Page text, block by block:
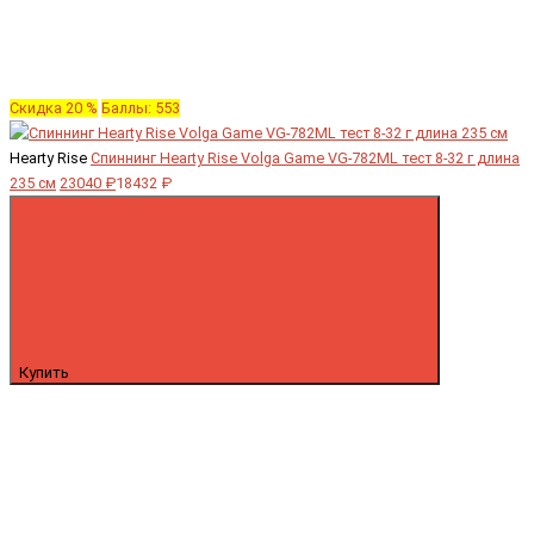
Скидка 20 % Баллы: 553
Hearty Rise Спиннинг Hearty Rise Volga Game VG-782ML тест 8-32 г длина
235 см 23040 ₽18432 ₽
Купить